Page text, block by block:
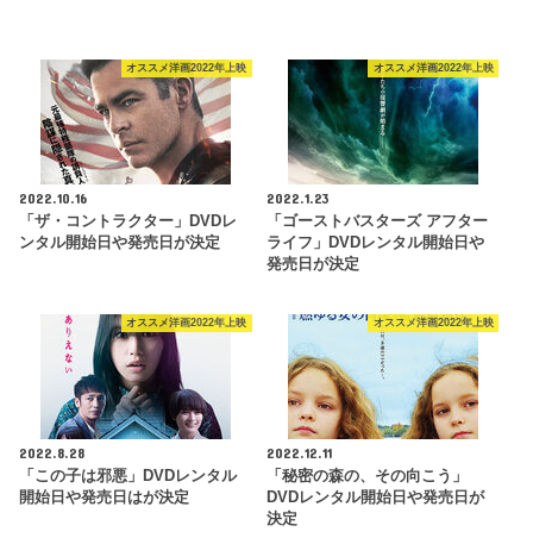
オススメ洋画2022年上映
2022.10.16
「ザ・コントラクター」DVDレ
ンタル開始日や発売日が決定
オススメ洋画2022年上映
2022.1.23
「ゴーストバスターズ アフター
ライフ」DVDレンタル開始日や
発売日が決定
オススメ洋画2022年上映
2022.8.28
「この子は邪悪」DVDレンタル
開始日や発売日はが決定
オススメ洋画2022年上映
2022.12.11
「秘密の森の、その向こう」
DVDレンタル開始日や発売日が
決定